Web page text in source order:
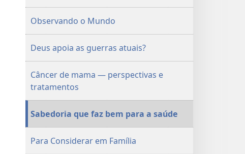
Observando o Mundo
Deus apoia as guerras atuais?
Câncer de mama — perspectivas e
tratamentos
Sabedoria que faz bem para a saúde
Para Considerar em Família